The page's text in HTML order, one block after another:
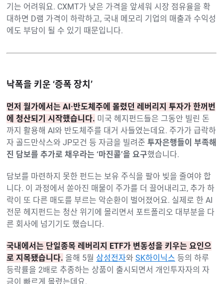
기는 어려워요. CXMT가 낮은 가격을 앞세워 시장 점유율을 확
대하면 D램 가격이 하락하고, 국내 메모리 기업의 매출과 수익성
에도 부담이 될 수 있기 때문입니다.
낙폭을 키운 ‘증폭 장치’
먼저 월가에서는 AI·반도체주에 몰렸던 레버리지 투자가 한꺼번
에 청산되기 시작했습니다. 미국 헤지펀드들은 그동안 빌린 돈
까지 활용해 AI와 반도체주를 대거 사들였는데요. 주가가 급락하
자 골드만삭스와 JP모건 등 자금을 빌려준 투자은행들이 부족해
진 담보를 추가로 채우라는 ‘마진콜’을 요구했습니다.
담보를 마련하지 못한 펀드는 보유 주식을 팔아 빚을 줄여야 합
니다. 이 과정에서 쏟아진 매물이 주가를 더 끌어내리고, 추가 하
락이 또 다른 매도를 부르는 악순환이 벌어졌어요. 실제로 한 AI
전문 헤지펀드는 청산 위기에 몰리면서 포트폴리오 대부분을 다
른 회사에 넘기기도 했습니다.
국내에서는 단일종목 레버리지 ETF가 변동성을 키우는 요인으
로 지목됐습니다. 올해 5월 삼성전자와 SK하이닉스 등의 하루
등락률을 2배로 추종하는 상품이 출시되면서 개인투자자의 자
금이 빠르게 몰렸는데요.